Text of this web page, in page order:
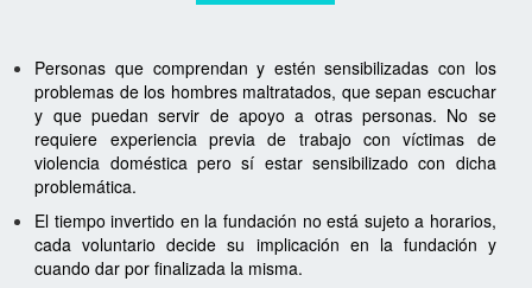
Personas que comprendan y estén sensibilizadas con los
problemas de los hombres maltratados, que sepan escuchar
y que puedan servir de apoyo a otras personas. No se
requiere experiencia previa de trabajo con víctimas de
violencia doméstica pero sí estar sensibilizado con dicha
problemática.
El tiempo invertido en la fundación no está sujeto a horarios,
cada voluntario decide su implicación en la fundación y
cuando dar por finalizada la misma.